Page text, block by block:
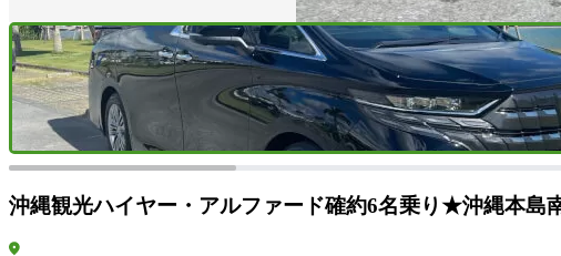
沖縄観光ハイヤー・アルファード確約6名乗り★沖縄本島